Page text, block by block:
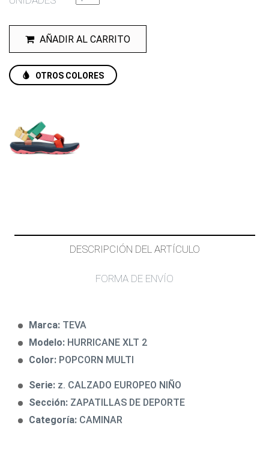
AÑADIR AL CARRITO
OTROS COLORES
DESCRIPCIÓN DEL ARTÍCULO
FORMA DE ENVÍO
Marca: TEVA
Modelo: HURRICANE XLT 2
Color: POPCORN MULTI
Serie: z. CALZADO EUROPEO NIÑO
Sección: ZAPATILLAS DE DEPORTE
Categoría: CAMINAR